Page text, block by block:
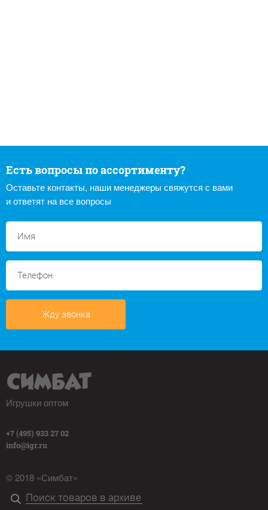
Есть вопросы по ассортименту?
Оставьте контакты, наши менеджеры свяжутся с вами
и ответят на все вопросы
Жду звонка
Игрушки оптом
+7 (495) 933 27 02
info@igr.ru
© 2018 «Симбат»